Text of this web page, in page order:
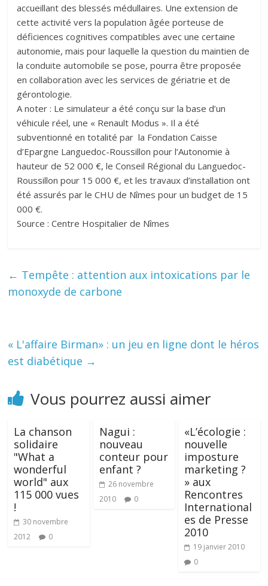
accueillant des blessés médullaires. Une extension de
cette activité vers la population âgée porteuse de
déficiences cognitives compatibles avec une certaine
autonomie, mais pour laquelle la question du maintien de
la conduite automobile se pose, pourra être proposée
en collaboration avec les services de gériatrie et de
gérontologie.
A noter : Le simulateur a été conçu sur la base d’un
véhicule réel, une « Renault Modus ». Il a été
subventionné en totalité par la Fondation Caisse
d’Epargne Languedoc-Roussillon pour l’Autonomie à
hauteur de 52 000 €, le Conseil Régional du Languedoc-
Roussillon pour 15 000 €, et les travaux d’installation ont
été assurés par le CHU de Nîmes pour un budget de 15
000 €.
Source : Centre Hospitalier de Nîmes
← Tempête : attention aux intoxications par le
monoxyde de carbone
« L'affaire Birman» : un jeu en ligne dont le héros
est diabétique →
Vous pourrez aussi aimer
La chanson
solidaire
"What a
wonderful
world" aux
115 000 vues
!
30 novembre
2012
0
Nagui :
nouveau
conteur pour
enfant ?
26 novembre
2010
0
«L’écologie :
nouvelle
imposture
marketing ?
» aux
Rencontres
International
es de Presse
2010
19 janvier 2010
0